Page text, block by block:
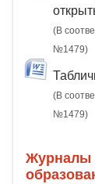
(В
№1479)
(В
№1479)
Журналы